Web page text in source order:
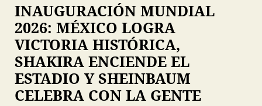
INAUGURACIÓN MUNDIAL
2026: MÉXICO LOGRA
VICTORIA HISTÓRICA,
SHAKIRA ENCIENDE EL
ESTADIO Y SHEINBAUM
CELEBRA CON LA GENTE